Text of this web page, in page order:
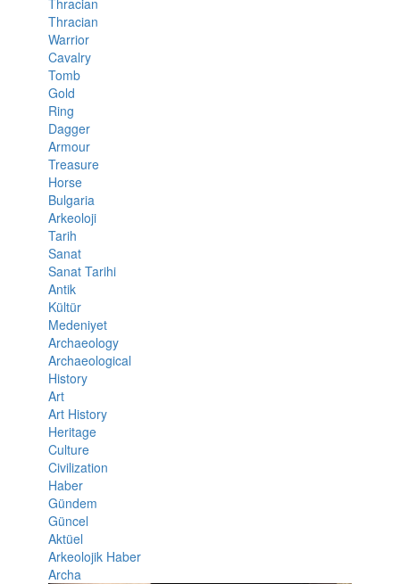
Thracian
Warrior
Cavalry
Tomb
Gold
Ring
Dagger
Armour
Treasure
Horse
Bulgaria
Arkeoloji
Tarih
Sanat
Sanat Tarihi
Antik
Kültür
Medeniyet
Archaeology
Archaeological
History
Art
Art History
Heritage
Culture
Civilization
Haber
Gündem
Güncel
Aktüel
Arkeolojik Haber
Archa